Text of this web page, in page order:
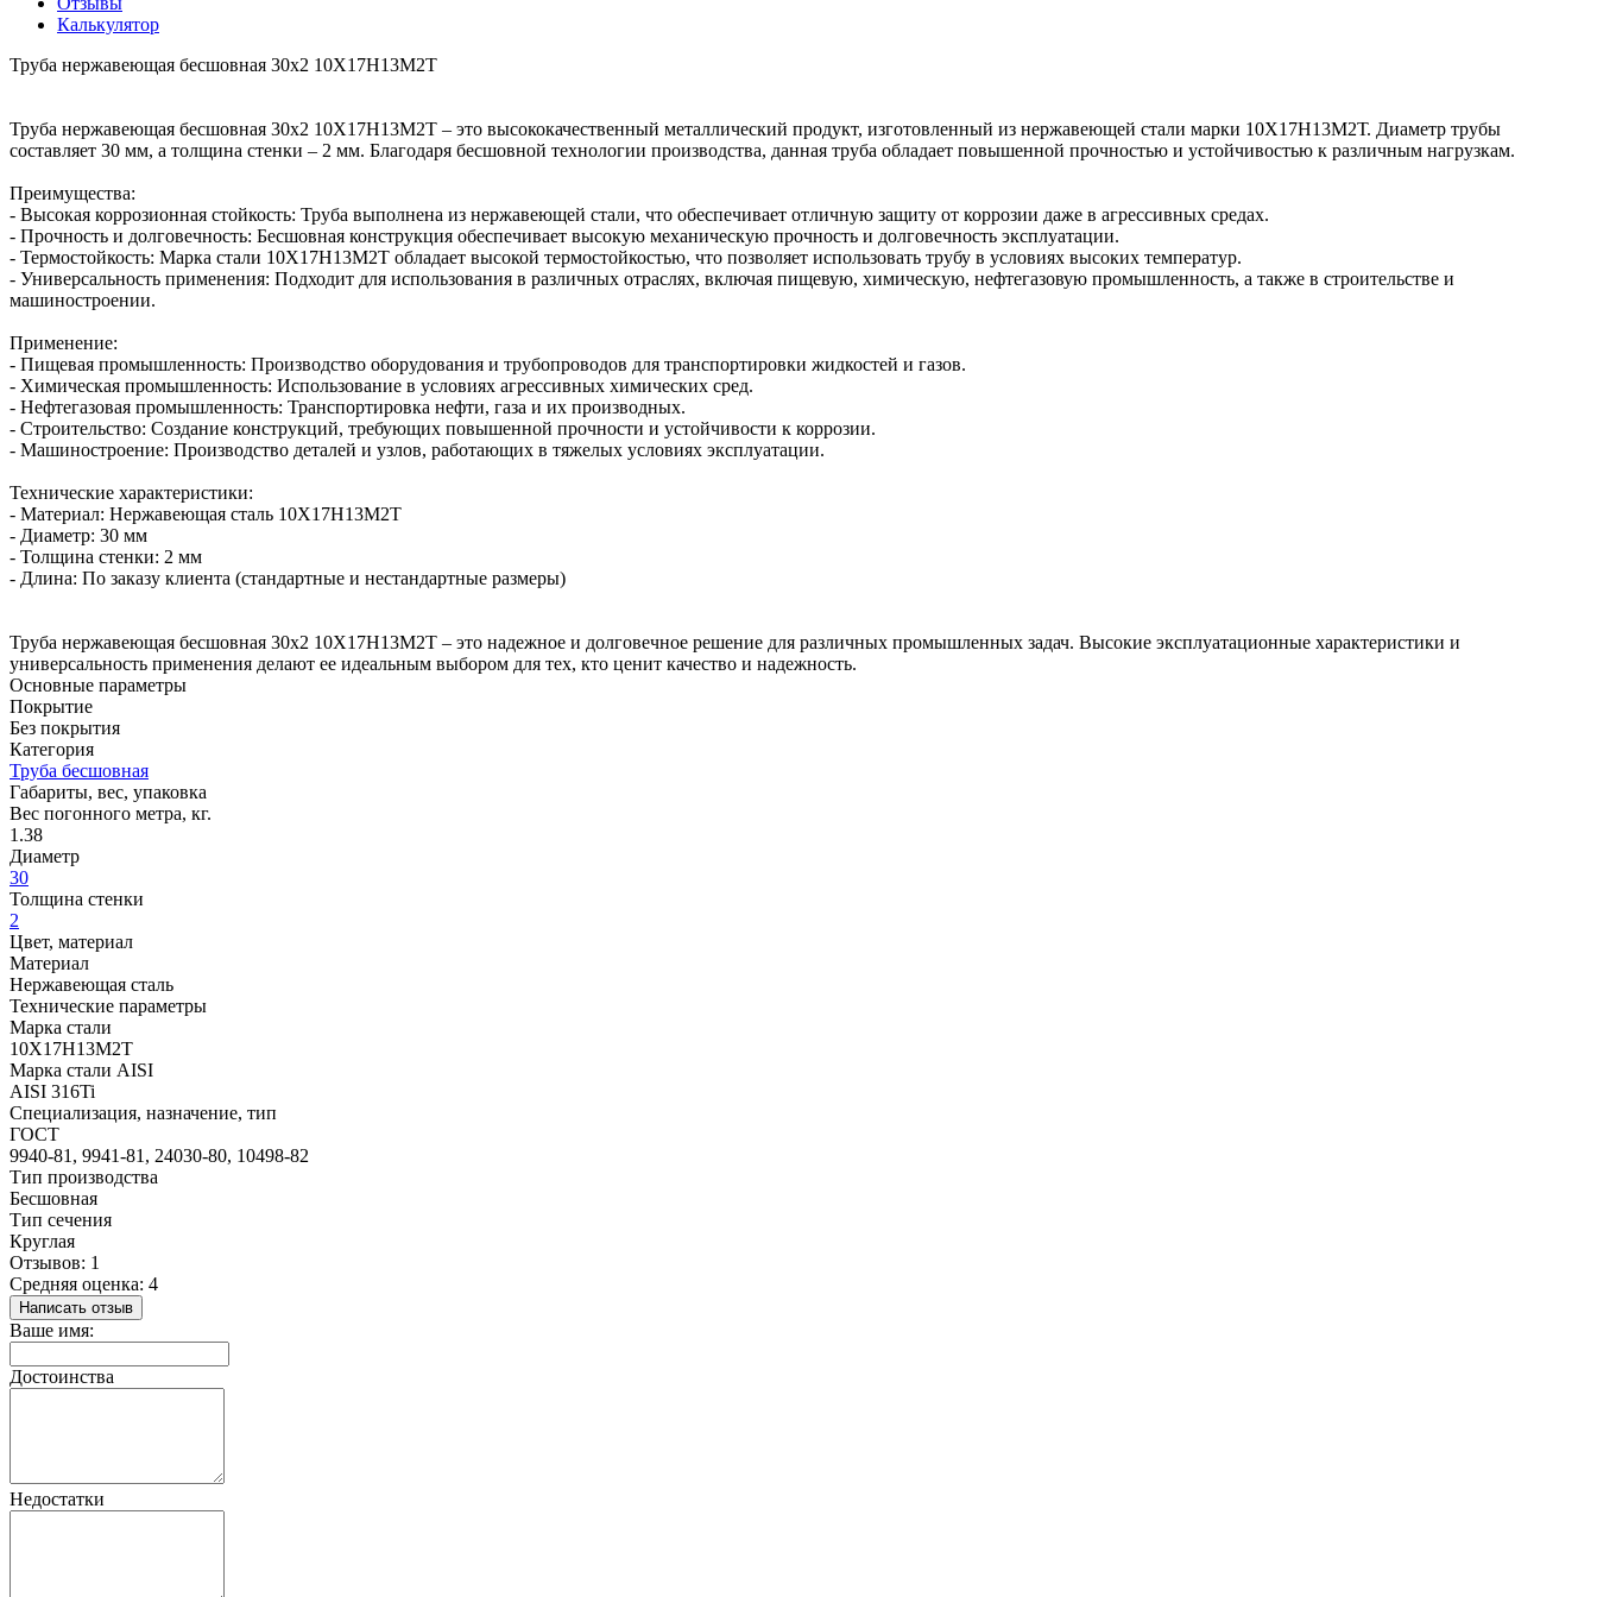
Калькулятор
Труба нержавеющая бесшовная 30х2 10Х17Н13М2Т
Труба нержавеющая бесшовная 30х2 10Х17Н13М2Т – это высококачественный металлический продукт, изготовленный из нержавеющей стали марки 10Х17Н13М2Т. Диаметр трубы
составляет 30 мм, а толщина стенки – 2 мм. Благодаря бесшовной технологии производства, данная труба обладает повышенной прочностью и устойчивостью к различным нагрузкам.
Преимущества:
- Высокая коррозионная стойкость: Труба выполнена из нержавеющей стали, что обеспечивает отличную защиту от коррозии даже в агрессивных средах.
- Прочность и долговечность: Бесшовная конструкция обеспечивает высокую механическую прочность и долговечность эксплуатации.
- Термостойкость: Марка стали 10Х17Н13М2Т обладает высокой термостойкостью, что позволяет использовать трубу в условиях высоких температур.
- Универсальность применения: Подходит для использования в различных отраслях, включая пищевую, химическую, нефтегазовую промышленность, а также в строительстве и
машиностроении.
Применение:
- Пищевая промышленность: Производство оборудования и трубопроводов для транспортировки жидкостей и газов.
- Химическая промышленность: Использование в условиях агрессивных химических сред.
- Нефтегазовая промышленность: Транспортировка нефти, газа и их производных.
- Строительство: Создание конструкций, требующих повышенной прочности и устойчивости к коррозии.
- Машиностроение: Производство деталей и узлов, работающих в тяжелых условиях эксплуатации.
Технические характеристики:
- Материал: Нержавеющая сталь 10Х17Н13М2Т
- Диаметр: 30 мм
- Толщина стенки: 2 мм
- Длина: По заказу клиента (стандартные и нестандартные размеры)
Труба нержавеющая бесшовная 30х2 10Х17Н13М2Т – это надежное и долговечное решение для различных промышленных задач. Высокие эксплуатационные характеристики и
универсальность применения делают ее идеальным выбором для тех, кто ценит качество и надежность.
Основные параметры
Покрытие
Без покрытия
Категория
Труба бесшовная
Габариты, вес, упаковка
Вес погонного метра, кг.
1.38
Диаметр
30
Толщина стенки
2
Цвет, материал
Материал
Нержавеющая сталь
Технические параметры
Марка стали
10Х17Н13М2Т
Марка стали AISI
AISI 316Ti
Специализация, назначение, тип
ГОСТ
9940-81, 9941-81, 24030-80, 10498-82
Тип производства
Бесшовная
Тип сечения
Круглая
Отзывов: 1
Средняя оценка: 4
Написать отзыв
Ваше имя:
Достоинства
Недостатки